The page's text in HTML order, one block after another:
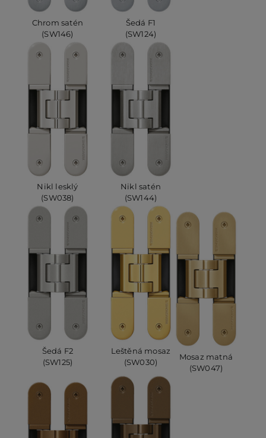
Chrom satén
(SW146)
Šedá F1
(SW124)
Nikl lesklý
(SW038)
Nikl satén
(SW144)
Šedá F2
(SW125)
Leštěná mosaz
(SW030)
Mosaz matná
(SW047)